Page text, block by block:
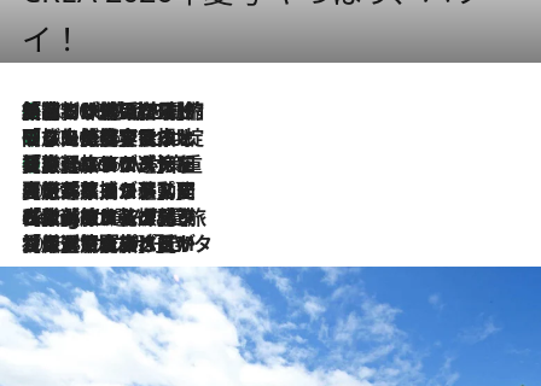
イ！
2026.8.6
「荷物が増えるほど旅ストレスは増す」美容ジャーナリストがたどり着いた最終結論。“化粧品を劇的に減らす”感動の凝縮美容とは
2026.8.6
「旅先には金髪ウィッグを持参」日本と同じメイクでは損してる!? 美容ジャーナリストが提案する“掟破りの旅美容”とは
2026.8.6
【厳選旅コスメ】「身軽さ＆UV対策重視！」ヘアアーティストshucoが選んだ夏旅ベストコスメを発表【Mサイズジップ】
2026.8.5
【厳選旅コスメ】国内をあちこち移動する河井菜摘が選んだ夏旅ベストコスメ発表！「リラックスアイテムはマスト」【Mサイズジップ】
2026.8.4
【厳選旅コスメ】「紫外線＆乾燥対策しながらメイク感も！」ヘア＆メイクGeorgeが選んだ夏旅ベストコスメを発表！【Mサイズジップ】
2026.8.3
【厳選旅コスメ】「保湿もタイパ重視！」“サウナ好き”タレント清水みさとが愛用する夏旅ベストコスメを発表！【Mサイズジップ】